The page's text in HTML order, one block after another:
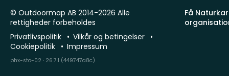
Få
© Outdoormap AB 2014-2026 Alle
rettigheder forbeholdes
Privatlivspolitik
Vilkår og betingelser
Cookiepolitik
Impressum
phx-sto-02 · 26.7.1 (449747a8c)